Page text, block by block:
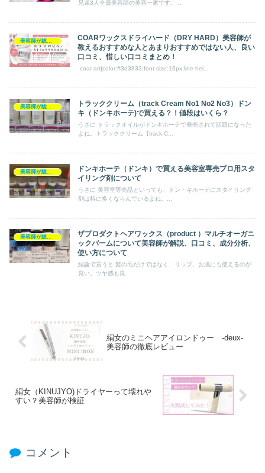
兄弟3人全員美容師の美容一家です。...
美容師が総評ヘアケア製品
COARワックスドライハード（DRY HARD）美容師が
教えるおすすめな人とあまりおすすめではない人、良い
口コミ、惜しい口コミまとめ！
.coar-art{color:#3d3833;font-size:16px;line-hei...
美容師が総評ヘアケア製品
トラッククリーム（track Cream No1 No2 No3）ドン
キ（ドンキホーテ)で買える？！値段はいくら？
うさに トラックオイルがドンキホーテで発売されて話題になった
よね。トラッククリーム【track C...
ドンキホーテ（ドンキ）で買える美容室専売プロ用スタ
イリング剤について
うさに 美容室専売品といっても、ドン・キホーテにスタイリング
剤は特に多くならんでいるよね。...
ザプロダクトヘアワックス（product ）マルチオーガニ
ックバームについて美容師が解説、口コミ、成分分析、
使い方について
結論で言うと 髪の毛だけではなく、リップ、お肌にも使えるのが
良い。ツヤ感も良...
絹女のミニヘアアイロンドゥー -deux-
美容師の徹底レビュー
絹女（KINUJYO)ドライヤーって壊れや
すい？美容師が検証
コメント